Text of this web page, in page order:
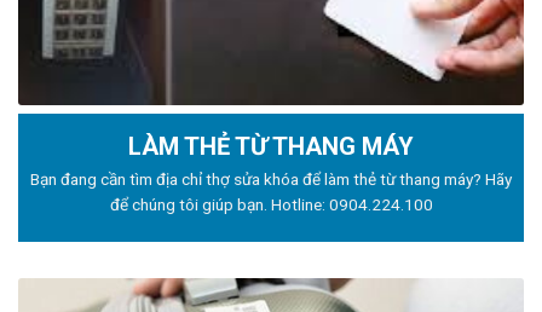
LÀM THẺ TỪ THANG MÁY
Bạn đang cần tìm địa chỉ thợ sửa khóa để làm thẻ từ thang máy? Hãy
để chúng tôi giúp bạn. Hotline: 0904.224.100